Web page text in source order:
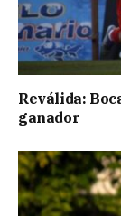
Reválida:
ganador